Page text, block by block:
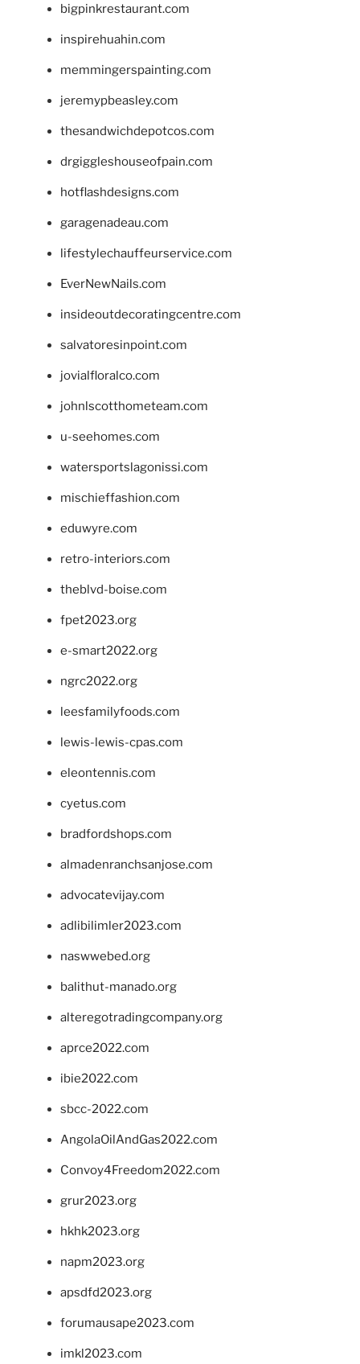
bigpinkrestaurant.com
inspirehuahin.com
memmingerspainting.com
jeremypbeasley.com
thesandwichdepotcos.com
drgiggleshouseofpain.com
hotflashdesigns.com
garagenadeau.com
lifestylechauffeurservice.com
EverNewNails.com
insideoutdecoratingcentre.com
salvatoresinpoint.com
jovialfloralco.com
johnlscotthometeam.com
u-seehomes.com
watersportslagonissi.com
mischieffashion.com
eduwyre.com
retro-interiors.com
theblvd-boise.com
fpet2023.org
e-smart2022.org
ngrc2022.org
leesfamilyfoods.com
lewis-lewis-cpas.com
eleontennis.com
cyetus.com
bradfordshops.com
almadenranchsanjose.com
advocatevijay.com
adlibilimler2023.com
naswwebed.org
balithut-manado.org
alteregotradingcompany.org
aprce2022.com
ibie2022.com
sbcc-2022.com
AngolaOilAndGas2022.com
Convoy4Freedom2022.com
grur2023.org
hkhk2023.org
napm2023.org
apsdfd2023.org
forumausape2023.com
imkl2023.com